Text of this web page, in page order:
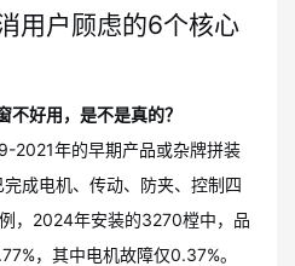
用户顾虑的6个核心
不好用，是不是真的？
2021年的早期产品或杂牌拼装
成电机、传动、防夹、控制四
，2024年安装的3270樘中，品
，其中电机故障仅0.37%。